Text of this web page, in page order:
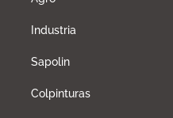
Industria
Sapolin
Colpinturas